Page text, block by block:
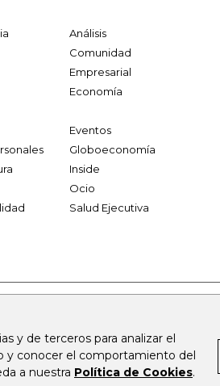
y de terceros para analizar el
y conocer el comportamiento del
a nuestra Política de Cookies.
Análisis
Comunidad
Empresarial
Economía
Eventos
Globoeconomía
Inside
Ocio
Salud Ejecutiva
firmasdeabogados.com
rcnradio.com noticiasrcn.com